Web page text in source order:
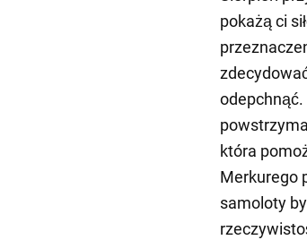
pokażą ci
która
Merkurego
samoloty